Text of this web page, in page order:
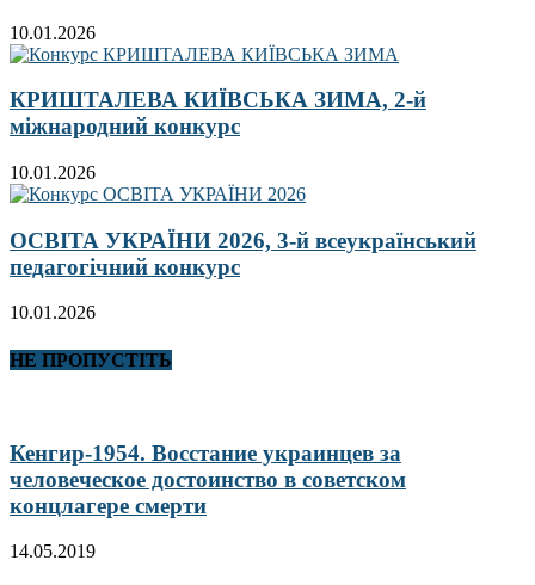
10.01.2026
КРИШТАЛЕВА КИЇВСЬКА ЗИМА, 2-й
міжнародний конкурс
10.01.2026
ОСВІТА УКРАЇНИ 2026, 3-й всеукраїнський
педагогічний конкурс
10.01.2026
НЕ ПРОПУСТІТЬ
Кенгир-1954. Восстание украинцев за
человеческое достоинство в советском
концлагере смерти
14.05.2019